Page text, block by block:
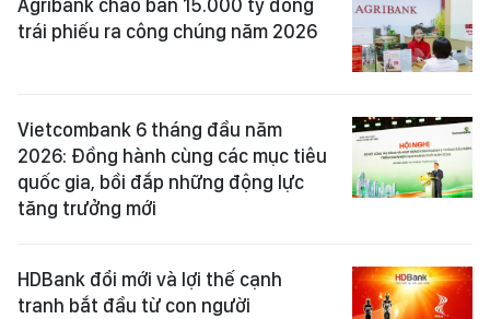
Agribank chào bán 15.000 tỷ đồng
trái phiếu ra công chúng năm 2026
Vietcombank 6 tháng đầu năm
2026: Đồng hành cùng các mục tiêu
quốc gia, bồi đắp những động lực
tăng trưởng mới
HDBank đổi mới và lợi thế cạnh
tranh bắt đầu từ con người